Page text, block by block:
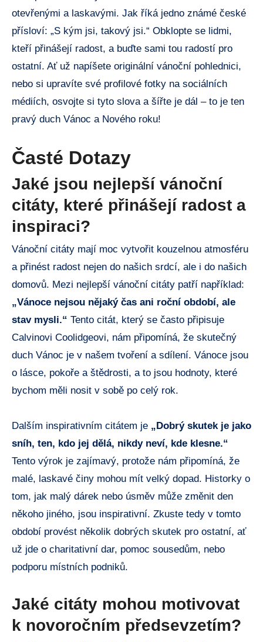
otevřenými a laskavými. Jak říká jedno známé české
přísloví: „S kým jsi, takový jsi.“ Obklopte se lidmi,
kteří přinášejí radost, a buďte sami tou radostí pro
ostatní. Ať už napíšete originální vánoční pohlednici,
nebo si upravíte své profilové fotky na sociálních
médiích, osvojte si tyto slova a šířte je dál – to je ten
pravý duch Vánoc a Nového roku!
Časté Dotazy
Jaké jsou nejlepší vánoční
citáty, které přinášejí radost a
inspiraci?
Vánoční citáty mají moc vytvořit kouzelnou atmosféru
a přinést radost nejen do našich srdcí, ale i do našich
domovů. Mezi nejlepší vánoční citáty patří například:
„Vánoce nejsou nějaký čas ani roční období, ale
stav mysli.“ Tento citát, který se často připisuje
Calvinovi Coolidgeovi, nám připomíná, že skutečný
duch Vánoc je v našem tvoření a sdílení. Vánoce jsou
o lásce, pokoře a štědrosti, a to jsou hodnoty, které
bychom měli nosit v sobě po celý rok.
Dalším inspirativním citátem je „Dobrý skutek je jako
sníh, ten, kdo jej dělá, nikdy neví, kde klesne.“
Tento výrok je zajímavý, protože nám připomíná, že
malé, laskavé činy mohou mít velký dopad. Historky o
tom, jak malý dárek nebo úsměv může změnit den
někoho jiného, jsou inspirativní. Zkuste tedy v tomto
období provést několik dobrých skutek pro ostatní, ať
už jde o charitativní dar, pomoc sousedům, nebo
podporu místních podniků.
Jaké citáty mohou motivovat
k novoročním předsevzetím?